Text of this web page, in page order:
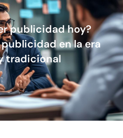
publicidad hoy?
en la era
tradicional